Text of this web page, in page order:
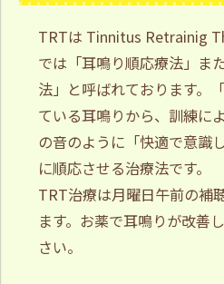
TRTは Tinnitus Retrainig
では「耳鳴り順応療法」ま
法」と呼ばれております。
ている耳鳴りから、訓練に
の音のように「快適で意識
に順応させる治療法です。
TRT治療は月曜日午前の補
ます。お薬で耳鳴りが改善
さい。